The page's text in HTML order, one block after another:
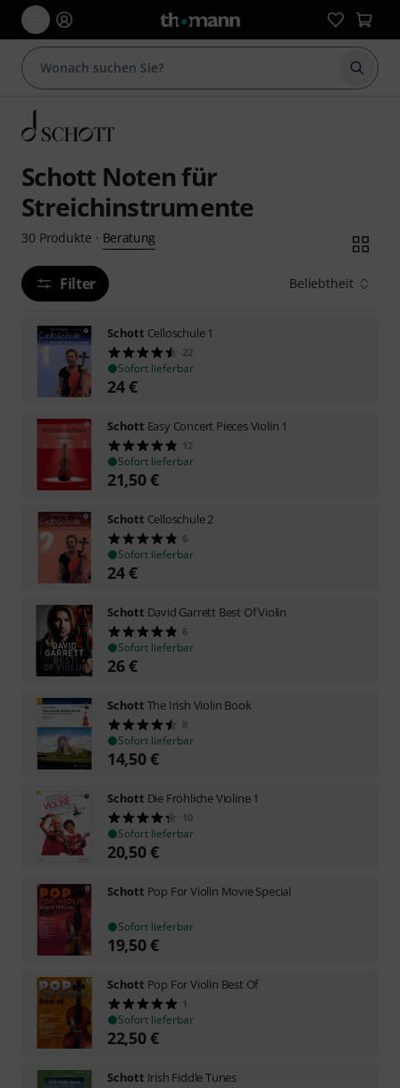
Suche
Schott Noten für
Streichinstrumente
30 Produkte · Beratung
Filter Beliebtheit
Schott Celloschule 1
22
Sofort lieferbar
24€
Schott Easy Concert Pieces Violin 1
12
Sofort lieferbar
21,50€
Schott Celloschule 2
6
Sofort lieferbar
24€
Schott David Garrett Best Of Violin
6
Sofort lieferbar
26€
Schott The Irish Violin Book
8
Sofort lieferbar
14,50€
Schott Die Fröhliche Violine 1
10
Sofort lieferbar
20,50€
Schott Pop For Violin Movie Special
Sofort lieferbar
19,50€
Schott Pop For Violin Best Of
1
Sofort lieferbar
22,50€
Schott Irish Fiddle Tunes